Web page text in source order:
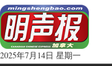
2025年7月14日 星期一